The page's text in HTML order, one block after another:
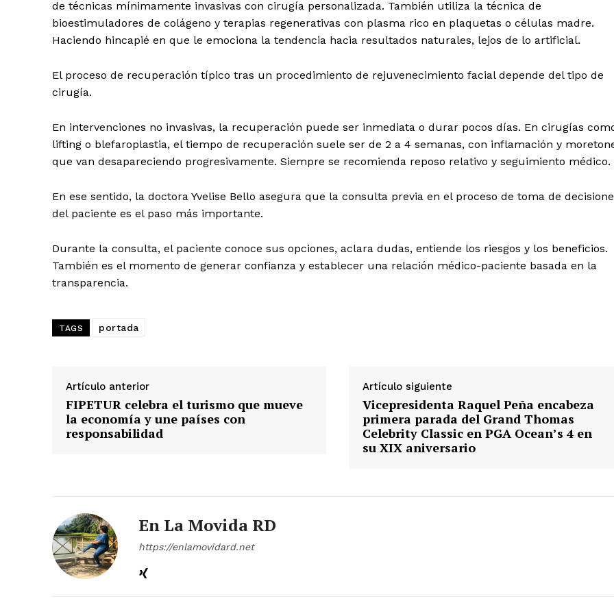
de técnicas mínimamente invasivas con cirugía personalizada. También utiliza la técnica de
bioestimuladores de colágeno y terapias regenerativas con plasma rico en plaquetas o células madre.
Haciendo hincapié en que le emociona la tendencia hacia resultados naturales, lejos de lo artificial.
El proceso de recuperación típico tras un procedimiento de rejuvenecimiento facial depende del tipo de
cirugía.
En intervenciones no invasivas, la recuperación puede ser inmediata o durar pocos días. En cirugías
lifting o blefaroplastia, el tiempo de recuperación suele ser de 2 a 4 semanas, con inflamación y
que van desapareciendo progresivamente. Siempre se recomienda reposo relativo y seguimiento médico.
En ese sentido, la doctora Yvelise Bello asegura que la consulta previa en el proceso de toma de
del paciente es el paso más importante.
Durante la consulta, el paciente conoce sus opciones, aclara dudas, entiende los riesgos y los beneficios.
También es el momento de generar confianza y establecer una relación médico-paciente basada en la
transparencia.
TAGS portada
Artículo anterior
FIPETUR celebra el turismo que mueve
la economía y une países con
responsabilidad
Artículo siguiente
Vicepresidenta Raquel Peña encabeza
primera parada del Grand Thomas
Celebrity Classic en PGA Ocean’s 4 en
su XIX aniversario
En La Movida RD
https://enlamovidard.net